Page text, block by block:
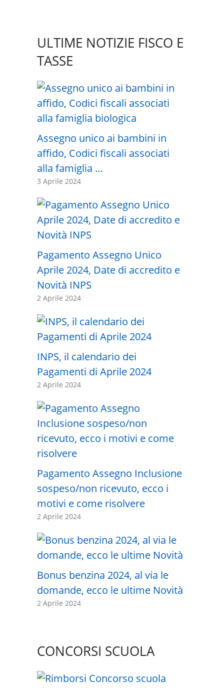
ULTIME NOTIZIE FISCO E
TASSE
Assegno unico ai bambini in
affido, Codici fiscali associati
alla famiglia …
3 Aprile 2024
Pagamento Assegno Unico
Aprile 2024, Date di accredito e
Novità INPS
2 Aprile 2024
INPS, il calendario dei
Pagamenti di Aprile 2024
2 Aprile 2024
Pagamento Assegno Inclusione
sospeso/non ricevuto, ecco i
motivi e come risolvere
2 Aprile 2024
Bonus benzina 2024, al via le
domande, ecco le ultime Novità
2 Aprile 2024
CONCORSI SCUOLA